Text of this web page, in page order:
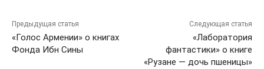
Предыдущая статья
«Голос Армении» о книгах
Фонда Ибн Сины
Следующая статья
«Лаборатория
фантастики» о книге
«Рузане — дочь пшеницы»